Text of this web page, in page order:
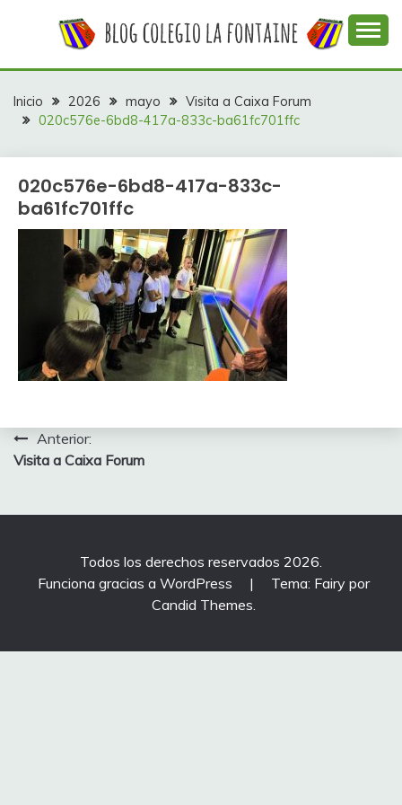
COLEGIO LA
FONTAINE
colegio La Fontaine
Inicio 2026 mayo
Visita a Caixa Forum
020c576e-6bd8-417a-833c-ba61fc701ffc
020c576e-6bd8-417a-833c-
ba61fc701ffc
Navegación
de
entradas
Anterior:
Visita a Caixa Forum
Todos los derechos reservados 2026.
Funciona gracias a WordPress
|
Tema: Fairy por
Candid Themes